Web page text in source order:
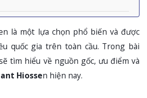
là một lựa chọn phổ biến và được
quốc gia trên toàn cầu. Trong bài
tìm hiểu về nguồn gốc, ưu điểm và
Hiossen hiện nay.